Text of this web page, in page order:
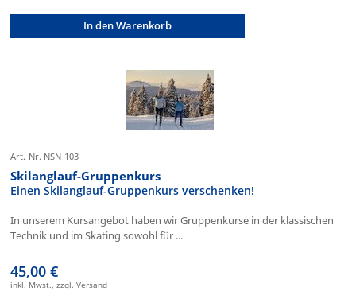
In den Warenkorb
Art.-Nr. NSN-103
Skilanglauf-Gruppenkurs
Einen Skilanglauf-Gruppenkurs verschenken!
In unserem Kursangebot haben wir Gruppenkurse in der klassischen
Technik und im Skating sowohl für ...
45,00 €
inkl. Mwst., zzgl. Versand